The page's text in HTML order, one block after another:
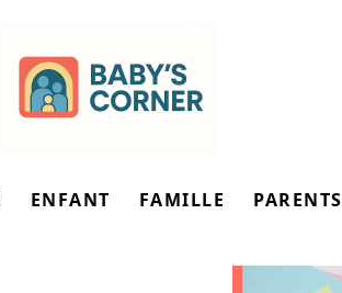
ENFANT FAMILLE PARENTS